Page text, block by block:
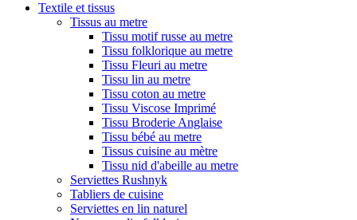
Textile et tissus
Tissus au metre
Tissu motif russe au metre
Tissu folklorique au metre
Tissu Fleuri au metre
Tissu lin au metre
Tissu coton au metre
Tissu Viscose Imprimé
Tissu Broderie Anglaise
Tissu bébé au metre
Tissus cuisine au mètre
Tissu nid d'abeille au metre
Serviettes Rushnyk
Tabliers de cuisine
Serviettes en lin naturel